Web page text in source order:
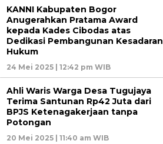
KANNI Kabupaten Bogor
Anugerahkan Pratama Award
kepada Kades Cibodas atas
Dedikasi Pembangunan Kesadaran
Hukum
24 Mei 2025 | 12:42 pm WIB
Ahli Waris Warga Desa Tugujaya
Terima Santunan Rp42 Juta dari
BPJS Ketenagakerjaan tanpa
Potongan
20 Mei 2025 | 11:40 am WIB